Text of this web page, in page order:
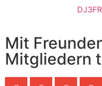
DJ3FR
Mit
Mitgliedern